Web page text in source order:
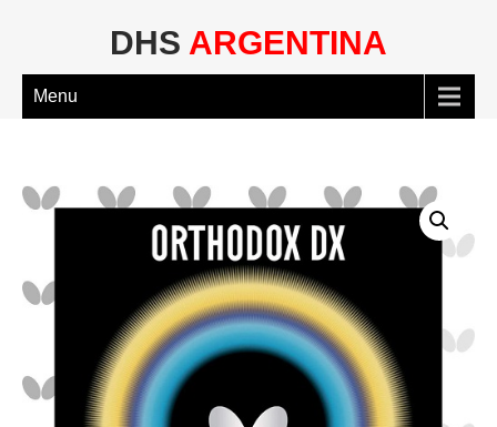
DHS ARGENTINA
Menu